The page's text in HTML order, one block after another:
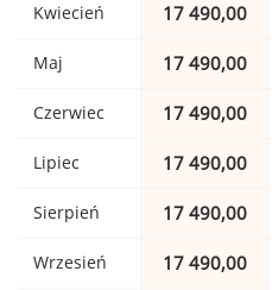
Kwiecień 17 490,00
Maj 17 490,00
Czerwiec 17 490,00
Lipiec 17 490,00
Sierpień 17 490,00
Wrzesień 17 490,00